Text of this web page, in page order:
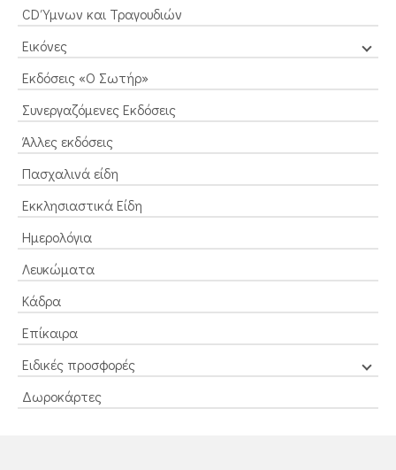
CD Ύμνων και Τραγουδιών
Εικόνες
Εκδόσεις «Ο Σωτήρ»
Συνεργαζόμενες Εκδόσεις
Άλλες εκδόσεις
Πασχαλινά είδη
Εκκλησιαστικά Είδη
Ημερολόγια
Λευκώματα
Κάδρα
Επίκαιρα
Ειδικές προσφορές
Δωροκάρτες